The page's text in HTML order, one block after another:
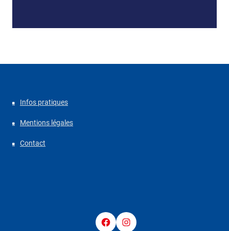
Infos pratiques
Mentions légales
Contact
FacebookInstagram